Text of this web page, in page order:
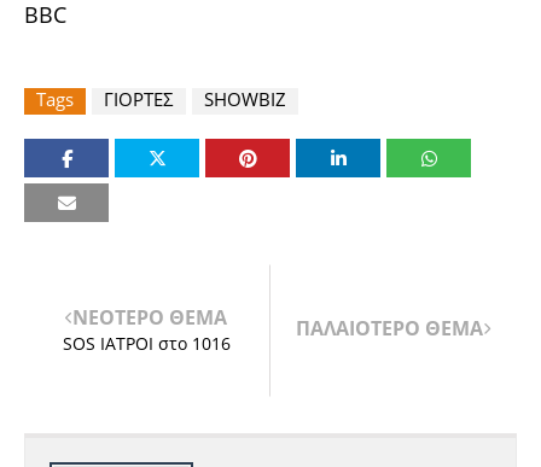
BBC
Tags ΓΙΟΡΤΕΣ SHOWBIZ
ΝΕΟΤΕΡΟ ΘΕΜΑ
SOS ΙΑΤΡΟΙ στο 1016
ΠΑΛΑΙΟΤΕΡΟ ΘΕΜΑ